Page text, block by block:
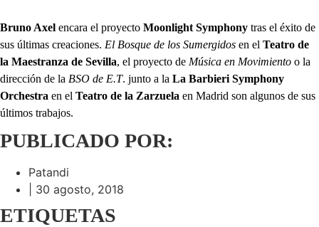
Bruno Axel encara el proyecto Moonlight Symphony tras el éxito de
sus últimas creaciones. El Bosque de los Sumergidos en el Teatro de
la Maestranza de Sevilla, el proyecto de Música en Movimiento o la
dirección de la BSO de E.T. junto a la La Barbieri Symphony
Orchestra en el Teatro de la Zarzuela en Madrid son algunos de sus
últimos trabajos.
PUBLICADO POR:
Patandi
30 agosto, 2018
ETIQUETAS